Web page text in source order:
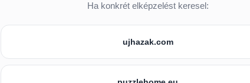
Ha konkrét elképzelést keresel:
ujhazak.com